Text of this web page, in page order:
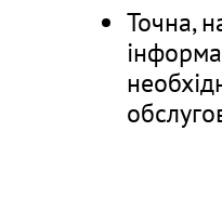
Точна,